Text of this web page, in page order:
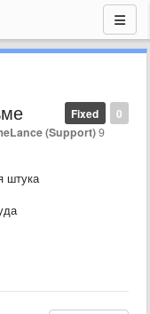
0
Fixed
(Support)9
штука